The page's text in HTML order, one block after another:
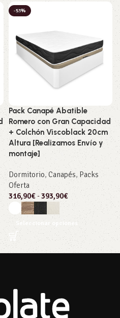
-53%
Pack Canapé Abatible
Romero con Gran Capacidad
+ Colchón Viscoblack 20cm
Altura [Realizamos Envío y
montaje]
Dormitorio,Canapés,Packs
Oferta
316,90€-393,90€
Seleccionar opciones